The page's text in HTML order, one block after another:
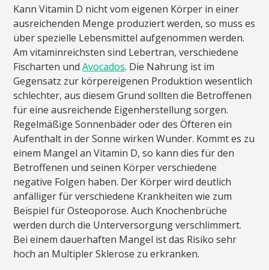
Kann Vitamin D nicht vom eigenen Körper in einer
ausreichenden Menge produziert werden, so muss es
über spezielle Lebensmittel aufgenommen werden.
Am vitaminreichsten sind Lebertran, verschiedene
Fischarten undAvocados. Die Nahrung ist im
Gegensatz zur körpereigenen Produktion wesentlich
schlechter, aus diesem Grund sollten die Betroffenen
für eine ausreichende Eigenherstellung sorgen.
Regelmäßige Sonnenbäder oder des Öfteren ein
Aufenthalt in der Sonne wirken Wunder. Kommt es zu
einem Mangel an Vitamin D, so kann dies für den
Betroffenen und seinen Körper verschiedene
negative Folgen haben. Der Körper wird deutlich
anfälliger für verschiedene Krankheiten wie zum
Beispiel für Osteoporose. Auch Knochenbrüche
werden durch die Unterversorgung verschlimmert.
Bei einem dauerhaften Mangel ist das Risiko sehr
hoch an Multipler Sklerose zu erkranken.